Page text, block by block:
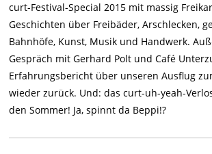
curt-Festival-Special 2015 mit massig
Geschichten über Freibäder, Arschlecken,
Bahnhöfe, Kunst, Musik und Handwerk.
Gespräch mit Gerhard Polt und Café
Erfahrungsbericht über unseren Ausflug
wieder zurück. Und: das curt-uh-yeah-
den Sommer! Ja, spinnt da Beppi!?